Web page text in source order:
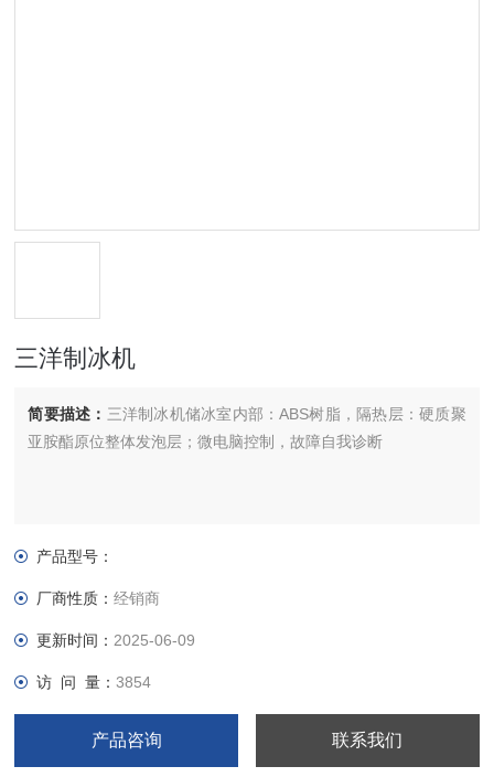
三洋制冰机
简要描述： 三洋制冰机储冰室内部：ABS树脂，隔热层：硬质聚
亚胺酯原位整体发泡层；微电脑控制，故障自我诊断
产品型号：
厂商性质：经销商
更新时间： 2025-06-09
访 问 量：3854
产品咨询 联系我们